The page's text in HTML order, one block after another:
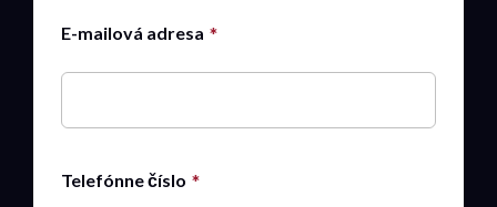
E-mailová adresa
Telefónne číslo